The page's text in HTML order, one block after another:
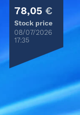
78,05€
Stock price
08/07/2026
17:35